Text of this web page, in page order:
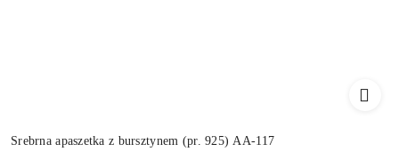
Srebrna apaszetka z bursztynem (pr. 925) AA-117